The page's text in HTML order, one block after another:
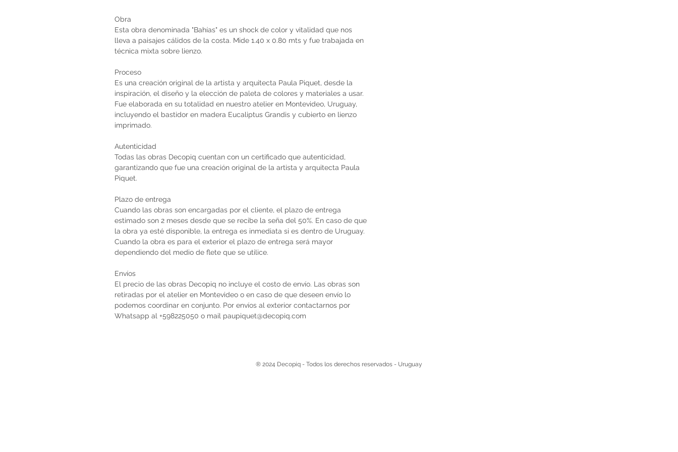
Obra
Esta obra denominada "Bahías" es un shock de color y vitalidad que nos
lleva a paisajes cálidos de la costa. Mide 1.40 x 0.80 mts y fue trabajada en
técnica mixta sobre lienzo.
Proceso
Es una creación original de la artista y arquitecta Paula Piquet, desde la
inspiración, el diseño y la elección de paleta de colores y materiales a usar.
Fue elaborada en su totalidad en nuestro atelier en Montevideo, Uruguay,
incluyendo el bastidor en madera Eucaliptus Grandis y cubierto en lienzo
imprimado.
Autenticidad
Todas las obras Decopiq cuentan con un certificado que autenticidad,
garantizando que fue una creación original de la artista y arquitecta Paula
Piquet.
Plazo de entrega
Cuando las obras son encargadas por el cliente, el plazo de entrega
estimado son 2 meses desde que se recibe la seña del 50%. En caso de que
la obra ya esté disponible, la entrega es inmediata si es dentro de Uruguay.
Cuando la obra es para el exterior el plazo de entrega será mayor
dependiendo del medio de flete que se utilice.
Envíos
El precio de las obras Decopiq no incluye el costo de envío. Las obras son
retiradas por el atelier en Montevideo o en caso de que deseen envío lo
podemos coordinar en conjunto. Por envíos al exterior contactarnos por
Whatsapp al +598225050 o mail paupiquet@decopiq.com
® 2024 Decopiq - Todos los derechos reservados - Uruguay